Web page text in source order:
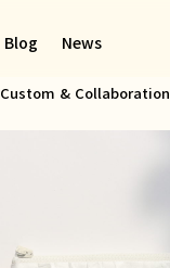
Blog News
Custom & Collaboration